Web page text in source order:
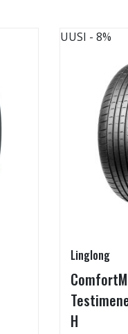
UUSI - 8%
Linglong
H